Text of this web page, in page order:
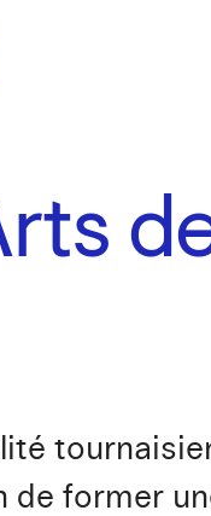
la Gravure et
former